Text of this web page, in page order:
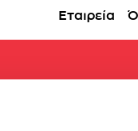
Εταιρεία